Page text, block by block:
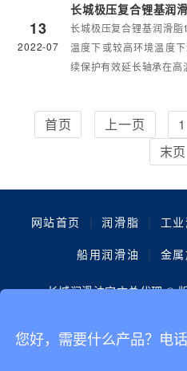
13
2022-07
长城极压复合锂基润
长城极压复合锂基润滑
温度下或较高环境温度
续保护有效延长轴承在高
首页 上一页 1
末页
网站首页 | 润滑脂 | 工
船用润滑油
| 金
长城润滑油官方总代理 ©
地址：广东省深圳市光明区上石
您好，需要什么产品？电